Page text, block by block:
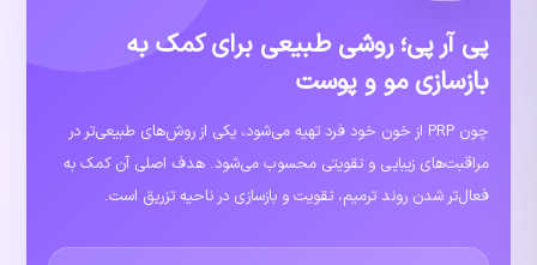
پی آر پی؛ روشی طبیعی برای کمک به
بازسازی مو و پوست
چون PRP از خون خود فرد تهیه می‌شود، یکی از روش‌های طبیعی‌تر در
مراقبت‌های زیبایی و تقویتی محسوب می‌شود. هدف اصلی آن کمک به
فعال‌تر شدن روند ترمیم، تقویت و بازسازی در ناحیه تزریق است.